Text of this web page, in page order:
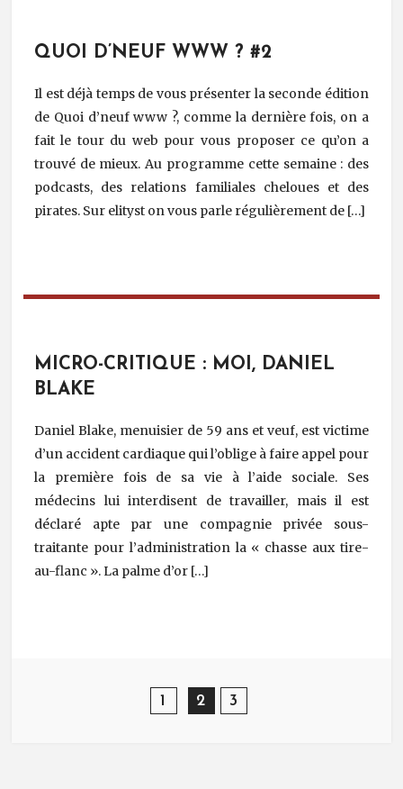
QUOI D’NEUF WWW ? #2
Il est déjà temps de vous présenter la seconde édition
de Quoi d’neuf www ?, comme la dernière fois, on a
fait le tour du web pour vous proposer ce qu’on a
trouvé de mieux. Au programme cette semaine : des
podcasts, des relations familiales cheloues et des
pirates. Sur elityst on vous parle régulièrement de […]
MICRO-CRITIQUE : MOI, DANIEL
BLAKE
Daniel Blake, menuisier de 59 ans et veuf, est victime
d’un accident cardiaque qui l’oblige à faire appel pour
la première fois de sa vie à l’aide sociale. Ses
médecins lui interdisent de travailler, mais il est
déclaré apte par une compagnie privée sous-
traitante pour l’administration la « chasse aux tire-
au-flanc ». La palme d’or […]
Post Navigation
1 2 3